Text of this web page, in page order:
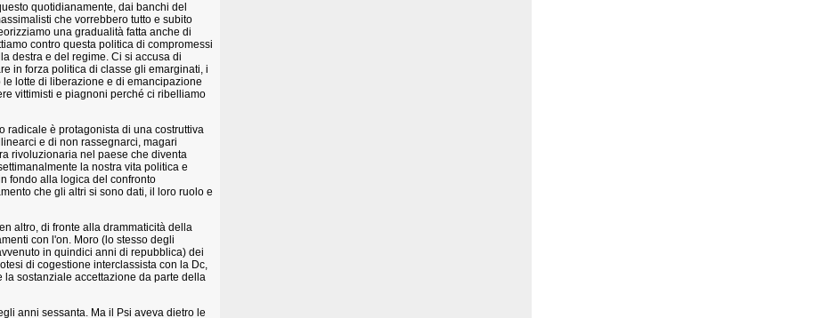
quotidianamente, dai banchi del
che vorrebbero tutto e subito
una gradualità fatta anche di
contro questa politica di compromessi
destra e del regime. Ci si accusa di
in forza politica di classe gli emarginati, i
lotte di liberazione e di emancipazione
vittimisti e piagnoni perché ci ribelliamo
radicale è protagonista di una costruttiva
e di non rassegnarci, magari
rivoluzionaria nel paese che diventa
la nostra vita politica e
fondo alla logica del confronto
che gli altri si sono dati, il loro ruolo e
altro, di fronte alla drammaticità della
con l'on. Moro (lo stesso degli
in quindici anni di repubblica) dei
di cogestione interclassista con la Dc,
sostanziale accettazione da parte della
anni sessanta. Ma il Psi aveva dietro le